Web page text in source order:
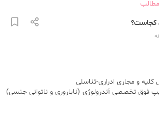
کجاست؟
و مجاری ادراری-تناسلی
فوق تخصصی آندرولوژی (ناباروری و ناتوانی جنسی)